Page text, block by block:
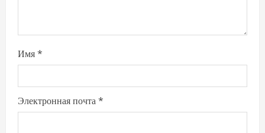
Имя*
Электронная почта*